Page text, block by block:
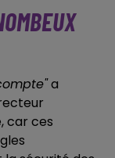
a
car ces